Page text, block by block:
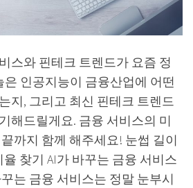
스와 핀테크 트렌드가 요즘 정
은 인공지능이 금융산업에 어떤
지, 그리고 최신 핀테크 트렌드
해드릴게요. 금융 서비스의 미
까지 함께 해주세요! 눈썹 길이
찾기 AI가 바꾸는 금융 서비스
는 금융 서비스는 정말 눈부시